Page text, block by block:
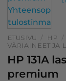
ETUSIVU / HP /
VÄRIAINEET JA
HP 131A
premium